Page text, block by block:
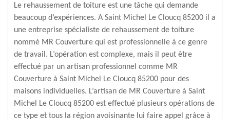
Le rehaussement de toiture est une tâche qui demande
beaucoup d’expériences. A Saint Michel Le Cloucq 85200 il a
une entreprise spécialiste de rehaussement de toiture
nommé MR Couverture qui est professionnelle à ce genre
de travail. L’opération est complexe, mais il peut être
effectué par un artisan professionnel comme MR
Couverture à Saint Michel Le Cloucq 85200 pour des
maisons individuelles. L’artisan de MR Couverture à Saint
Michel Le Cloucq 85200 est effectué plusieurs opérations de
ce type et tous la région avoisinante lui faire appel grâce à